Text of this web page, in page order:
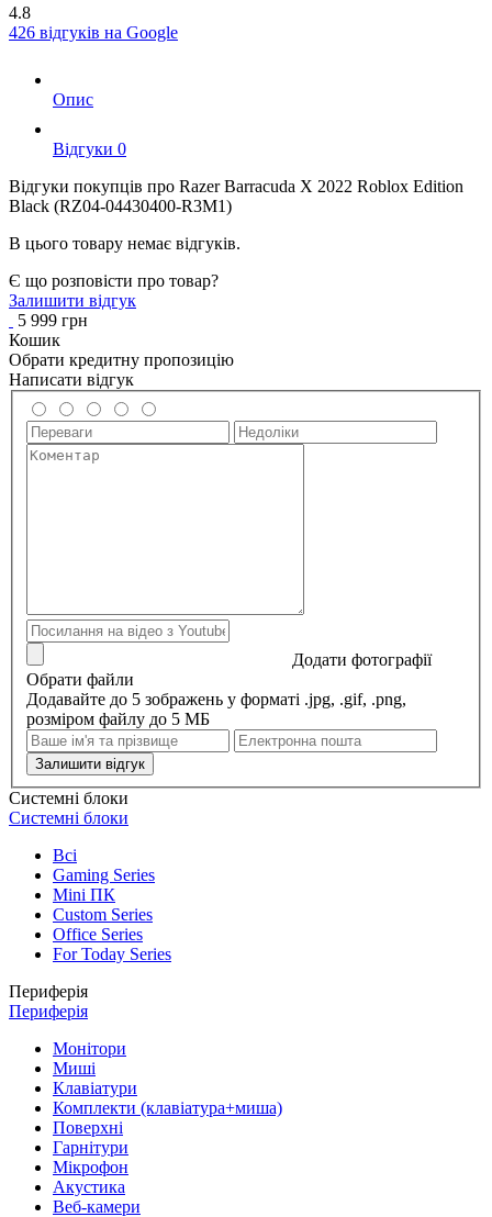
4.8
426 відгуків на Google
Опис
Вiдгуки 0
Відгуки покупців про Razer Barracuda X 2022 Roblox Edition
Black (RZ04-04430400-R3M1)
В цього товару немає відгуків.
Є що розповісти про товар?
Залишити відгук
5 999 грн
Кошик
Обрати кредитну пропозицію
Написати відгук
Додати фотографії
Обрати файли
Додавайте до 5 зображень у форматі .jpg, .gif, .png,
розміром файлу до 5 МБ
Залишити відгук
Системні блоки
Системні блоки
Всі
Gaming Series
Mini ПК
Custom Series
Office Series
For Today Series
Периферія
Периферія
Монітори
Миші
Клавіатури
Комплекти (клавіатура+миша)
Поверхні
Гарнітури
Мікрофон
Акустика
Веб-камери